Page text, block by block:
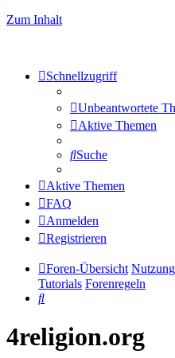
Zum Inhalt
Schnellzugriff
Unbeantwortete
Aktive Themen
Suche
Aktive Themen
FAQ
Anmelden
Registrieren
Foren-Übersicht
Tutorials Forenregeln
Suche
4religion.org